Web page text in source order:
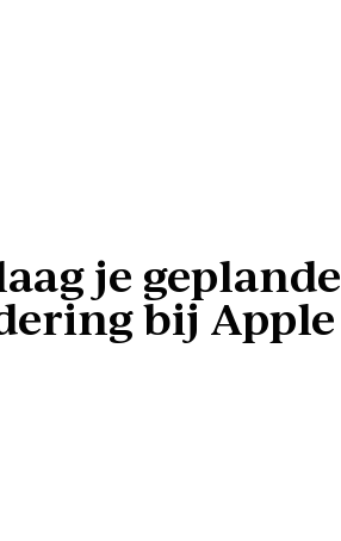
je geplande
bij Apple